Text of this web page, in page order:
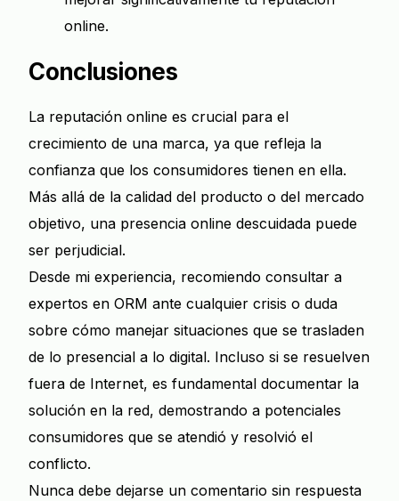
online.
Conclusiones
La reputación online es crucial para el
crecimiento de una marca, ya que refleja la
confianza que los consumidores tienen en ella.
Más allá de la calidad del producto o del mercado
objetivo, una presencia online descuidada puede
ser perjudicial.
Desde mi experiencia, recomiendo consultar a
expertos en ORM ante cualquier crisis o duda
sobre cómo manejar situaciones que se trasladen
de lo presencial a lo digital. Incluso si se resuelven
fuera de Internet, es fundamental documentar la
solución en la red, demostrando a potenciales
consumidores que se atendió y resolvió el
conflicto.
Nunca debe dejarse un comentario sin respuesta